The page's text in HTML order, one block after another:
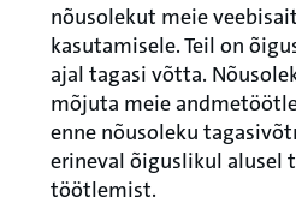
nõusolekut meie
kasutamisele. Teil on
ajal tagasi võtta.
mõjuta meie
enne nõusoleku
erineval õiguslikul alusel
töötlemist.